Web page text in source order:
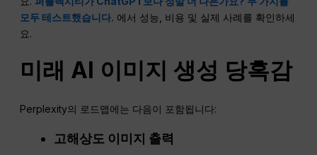
모두 테스트했습니다. 에서 성능, 비용 및 실제 사례를 확인하세
요.
미래 AI 이미지 생성 당혹감
Perplexity의 로드맵에는 다음이 포함됩니다:
고해상도 이미지 출력